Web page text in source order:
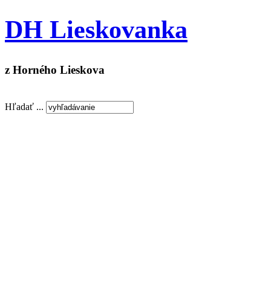
DH Lieskovanka
z Horného Lieskova
Hľadať ...